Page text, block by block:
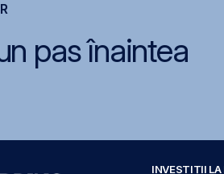
pas înaintea
INVESTIȚII LA